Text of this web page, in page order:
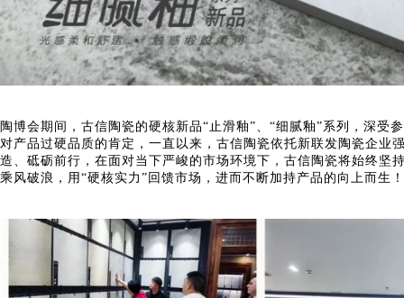
陶博会期间，古信陶瓷的硬核新品“止滑釉”、“细腻釉”系列，深
对产品过硬品质的肯定，一直以来，古信陶瓷依托新联发陶瓷企业
造、砥砺前行，在面对当下严峻的市场环境下，古信陶瓷将始终坚
乘风破浪，用“硬核实力”回馈市场，进而不断加持产品的向上而生！